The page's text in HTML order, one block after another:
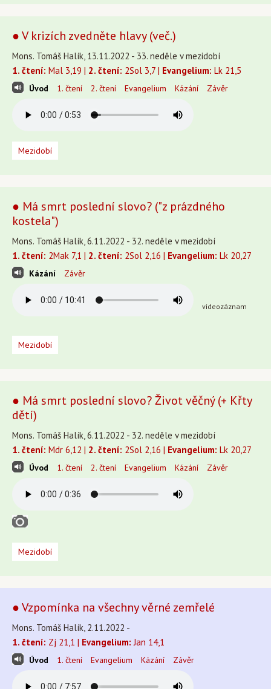
● V krizích zvedněte hlavy (več.)
Mons. Tomáš Halík, 13.11.2022 - 33. neděle v mezidobí
1. čtení: Mal 3,19 | 2. čtení: 2Sol 3,7 | Evangelium: Lk 21,5
Úvod 1. čtení 2. čtení Evangelium Kázání Závěr
Mezidobí
● Má smrt poslední slovo? ("z prázdného
kostela")
Mons. Tomáš Halík, 6.11.2022 - 32. neděle v mezidobí
1. čtení: 2Mak 7,1 | 2. čtení: 2Sol 2,16 | Evangelium: Lk 20,27
Kázání Závěr
videozáznam
Mezidobí
● Má smrt poslední slovo? Život věčný (+ Křty
dětí)
Mons. Tomáš Halík, 6.11.2022 - 32. neděle v mezidobí
1. čtení: Mdr 6,12 | 2. čtení: 2Sol 2,16 | Evangelium: Lk 20,27
Úvod 1. čtení 2. čtení Evangelium Kázání Závěr
Mezidobí
● Vzpomínka na všechny věrné zemřelé
Mons. Tomáš Halík, 2.11.2022 -
1. čtení: Zj 21,1 | Evangelium: Jan 14,1
Úvod 1. čtení Evangelium Kázání Závěr